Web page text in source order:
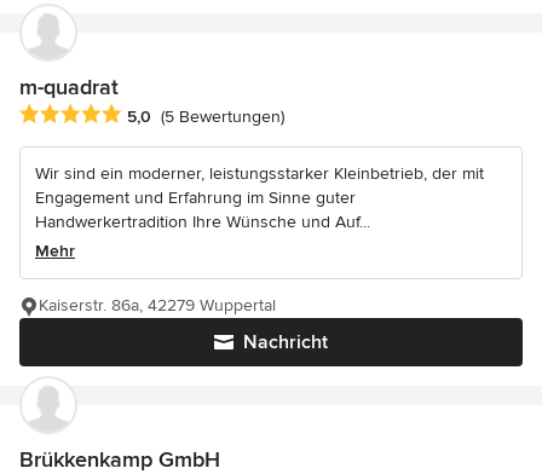
m-quadrat
Durchschnittliche Bewertung: 5 von 5 Sternen
5,0 (5 Bewertungen)
Wir sind ein moderner, leistungsstarker Kleinbetrieb, der mit
Engagement und Erfahrung im Sinne guter
Handwerkertradition Ihre Wünsche und Auf...
Mehr
Nachricht
Kaiserstr. 86a, 42279 Wuppertal
Brükkenkamp GmbH